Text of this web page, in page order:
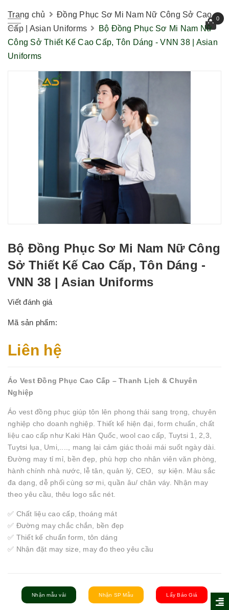
0
Trang chủ
Đồng Phục Sơ Mi Nam Nữ Công Sở Cao
Cấp | Asian Uniforms
Bộ Đồng Phục Sơ Mi Nam Nữ
Công Sở Thiết Kế Cao Cấp, Tôn Dáng - VNN 38 | Asian
Uniforms
Bộ Đồng Phục Sơ Mi Nam Nữ Công
Sở Thiết Kế Cao Cấp, Tôn Dáng -
VNN 38 | Asian Uniforms
Viết đánh giá
Mã sản phẩm:
Liên hệ
Áo Vest Đồng Phục Cao Cấp – Thanh Lịch & Chuyên
Nghiệp
Áo vest đồng phục giúp tôn lên phong thái sang trọng, chuyên
nghiệp cho doanh nghiệp. Thiết kế hiện đại, form chuẩn, chất
liệu cao cấp như Kaki Hàn Quốc, wool cao cấp, Tuytsi 1, 2,3,
Tuytsi lụa, Umi,...., mang lại cảm giác thoải mái suốt ngày dài.
Đường may tỉ mỉ, bền đẹp, phù hợp cho nhân viên văn phòng,
hành chính nhà nước, lễ tân, quản lý, CEO, sự kiện. Màu sắc
đa dạng, dễ phối cùng sơ mi, quần âu/ chân váy. Nhận may
theo yêu cầu, thêu logo sắc nét.
✅ Chất liệu cao cấp, thoáng mát
✅ Đường may chắc chắn, bền đẹp
✅ Thiết kế chuẩn form, tôn dáng
✅ Nhận đặt may size, may đo theo yêu cầu
Nhận mẫu vải Nhận SP Mẫu Lấy Báo Giá